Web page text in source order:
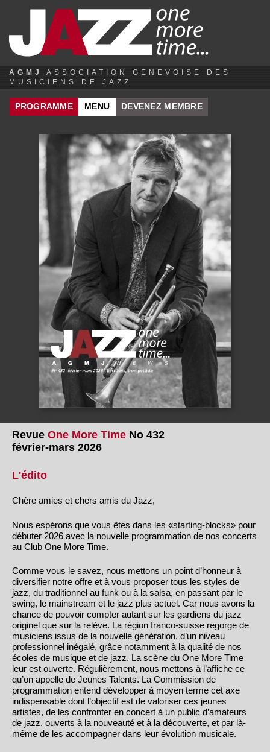
Jump to navigation
AGMJ
ASSOCIATION GENEVOISE DES
MUSICIENS DE JAZZ
PROGRAMME MENU DEVENEZ MEMBRE
Revue One More Time No 432
février-mars 2026
L'édito
Chère amies et chers amis du Jazz,
Nous espérons que vous êtes dans les «starting-blocks» pour
débuter 2026 avec la nouvelle programmation de nos concerts
au Club One More Time.
Comme vous le savez, nous mettons un point d’honneur à
diversifier notre offre et à vous proposer tous les styles de
jazz, du traditionnel au funk ou à la salsa, en passant par le
swing, le mainstream et le jazz plus actuel. Car nous avons la
chance de pouvoir compter autant sur les gardiens du jazz
originel que sur la relève. La région franco-suisse regorge de
musiciens issus de la nouvelle génération, d’un niveau
professionnel inégalé, grâce notamment à la qualité de nos
écoles de musique et de jazz. La scène du One More Time
leur est ouverte. Régulièrement, nous mettons à l’affiche ce
qu’on appelle de Jeunes Talents. La Commission de
programmation entend développer à moyen terme cet axe
indispensable dont l’objectif est de valoriser ces jeunes
artistes, de les confronter en concert à un public d’amateurs
de jazz, ouverts à la nouveauté et à la découverte, et par là-
même de les accompagner dans leur évolution musicale.